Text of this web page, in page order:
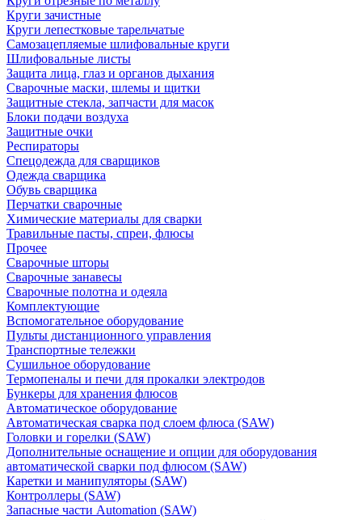
Круги зачистные
Круги лепестковые тарельчатые
Самозацепляемые шлифовальные круги
Шлифовальные листы
Защита лица, глаз и органов дыхания
Сварочные маски, шлемы и щитки
Защитные стекла, запчасти для масок
Блоки подачи воздуха
Защитные очки
Респираторы
Спецодежда для сварщиков
Одежда сварщика
Обувь сварщика
Перчатки сварочные
Химические материалы для сварки
Травильные пасты, спреи, флюсы
Прочее
Сварочные шторы
Сварочные занавесы
Сварочные полотна и одеяла
Комплектующие
Вспомогательное оборудование
Пульты дистанционного управления
Транспортные тележки
Сушильное оборудование
Термопеналы и печи для прокалки электродов
Бункеры для хранения флюсов
Автоматическое оборудование
Автоматическая сварка под слоем флюса (SAW)
Головки и горелки (SAW)
Дополнительные оснащение и опции для оборудования
автоматической сварки под флюсом (SAW)
Каретки и манипуляторы (SAW)
Контроллеры (SAW)
Запасные части Automation (SAW)